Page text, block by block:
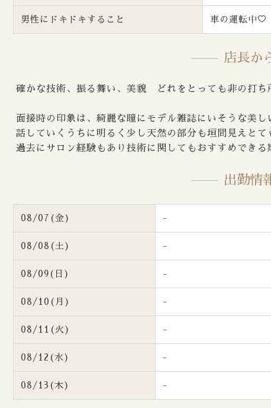
男性にドキドキすること 車の運転中♡
店長か
確かな技術、振る舞い、美貌 どれをとっても非の打ち
面接時の印象は、綺麗な瞳にモデル雑誌にいそうな美し
話していくうちに明るく少し天然の部分も垣間見えとて
過去にサロン経験もあり技術に関してもおすすめできる
出勤情
08/07(金) -
08/08(土) -
08/09(日) -
08/10(月) -
08/11(火) -
08/12(水) -
08/13(木) -